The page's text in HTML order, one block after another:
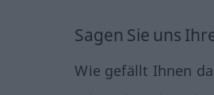
Sagen Sie uns
Wie gefällt Ihnen